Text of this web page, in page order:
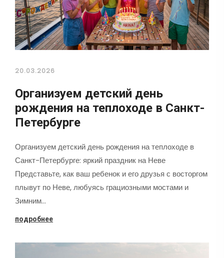
20.03.2026
Организуем детский день
рождения на теплоходе в Санкт-
Петербурге
Организуем детский день рождения на теплоходе в
Санкт-Петербурге: яркий праздник на Неве
Представьте, как ваш ребенок и его друзья с восторгом
плывут по Неве, любуясь грациозными мостами и
Зимним…
подробнее